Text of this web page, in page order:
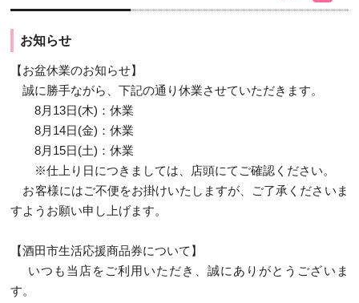
お知らせ
【お盆休業のお知らせ】
誠に勝手ながら、下記の通り休業させていただきます。
8月13日(木)：休業
8月14日(金)：休業
8月15日(土)：休業
※仕上り日につきましては、店頭にてご確認ください。
お客様にはご不便をお掛けいたしますが、ご了承くださいま
すようお願い申し上げます。
【酒田市生活応援商品券について】
いつも当店をご利用いただき、誠にありがとうございま
す。